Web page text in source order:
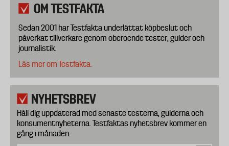
OM TESTFAKTA
Sedan 2001 har Testfakta underlättat köpbeslut och
påverkat tillverkare genom oberoende tester, guider och
journalistik.
Läs mer om Testfakta.
NYHETSBREV
Håll dig uppdaterad med senaste testerna, guiderna och
konsumentnyheterna. Testfaktas nyhetsbrev kommer en
gång i månaden.